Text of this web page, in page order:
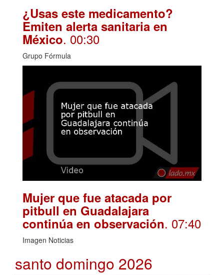
¿Usas este medicamento?
Emiten alerta sanitaria en
México. 00:30
Grupo Fórmula
Mujer que fue atacada por
pitbull en Guadalajara
continúa en observación. 07:40
Imagen Noticias
santo domingo 2026